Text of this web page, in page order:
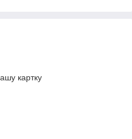
картку